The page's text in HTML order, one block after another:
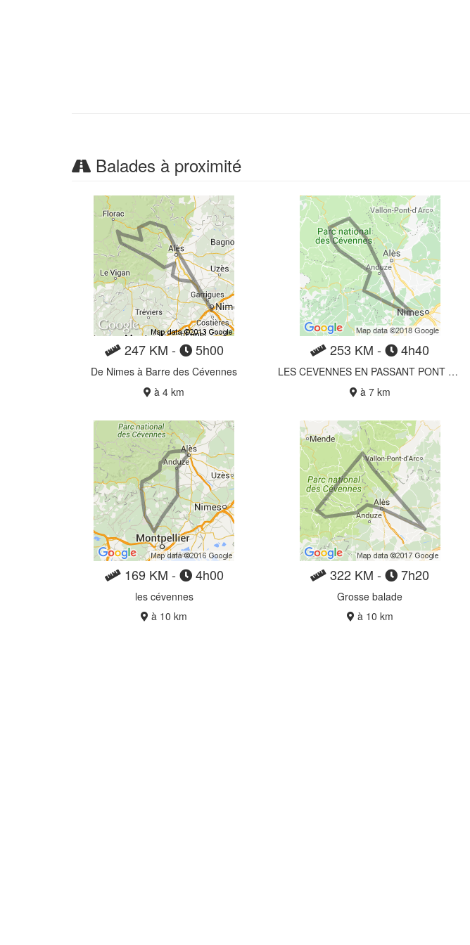
Balades à proximité
247 KM - 5h00
De Nimes à Barre des Cévennes
à 4 km
253 KM - 4h40
LES CEVENNES EN PASSANT PONT DE MONTVER
à 7 km
169 KM - 4h00
les cévennes
à 10 km
322 KM - 7h20
Grosse balade
à 10 km